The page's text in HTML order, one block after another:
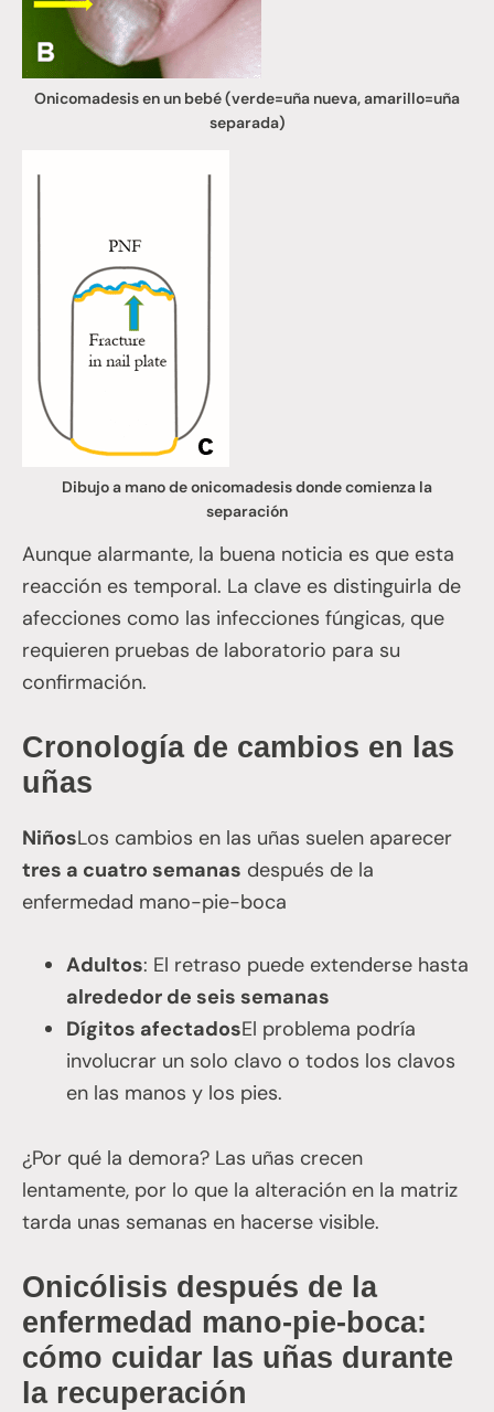
Onicomadesis en un bebé (verde=uña nueva, amarillo=uña
separada)
Dibujo a mano de onicomadesis donde comienza la
separación
Aunque alarmante, la buena noticia es que esta
reacción es temporal. La clave es distinguirla de
afecciones como las infecciones fúngicas, que
requieren pruebas de laboratorio para su
confirmación.
Cronología de cambios en las
uñas
NiñosLos cambios en las uñas suelen aparecer
tres a cuatro semanas después de la
enfermedad mano-pie-boca
Adultos: El retraso puede extenderse hasta
alrededor de seis semanas
Dígitos afectadosEl problema podría
involucrar un solo clavo o todos los clavos
en las manos y los pies.
¿Por qué la demora? Las uñas crecen
lentamente, por lo que la alteración en la matriz
tarda unas semanas en hacerse visible.
Onicólisis después de la
enfermedad mano-pie-boca:
cómo cuidar las uñas durante
la recuperación